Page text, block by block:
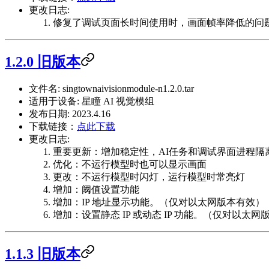
更改日志:
修复了调试页面长时间使用时，画面帧率降低的问
1.2.0 旧版本
文件名: singtownaivisionmodule-n1.2.0.tar
适用于设备: 星瞳 AI 视觉模组
发布日期: 2023.4.16
下载链接： 点此下载
更改日志:
重要更新：增加稳定性，AI任务和调试界面进程隔
优化：不运行模型时也可以显示画面
更改：不运行模型时闪灯，运行模型时常亮灯
增加：阈值设置功能
增加：IP 地址显示功能。（仅对以太网版本有效）
增加：设置静态 IP 或动态 IP 功能。（仅对以太网版
1.1.3 旧版本